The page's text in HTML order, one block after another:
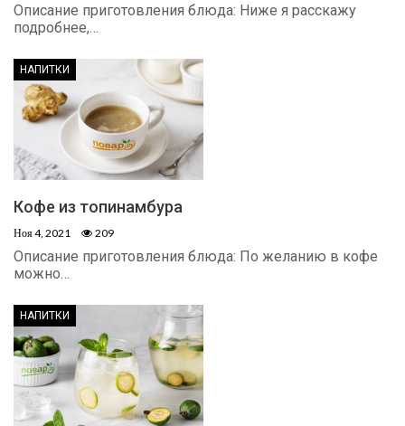
Описание приготовления блюда: Ниже я расскажу
подробнее,…
НАПИТКИ
Кофе из топинамбура
Ноя 4, 2021 209
Описание приготовления блюда: По желанию в кофе
можно…
НАПИТКИ